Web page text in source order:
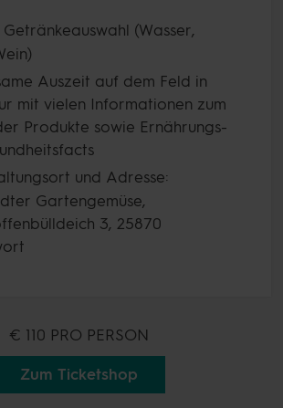
Getränkeauswahl (Wasser,
Auszeit auf dem Feld in
mit vielen Informationen zum
Produkte sowie Ernährungs-
und Adresse:
Gartengemüse,
3, 25870
€ 110 PRO PERSON
Zum Ticketshop